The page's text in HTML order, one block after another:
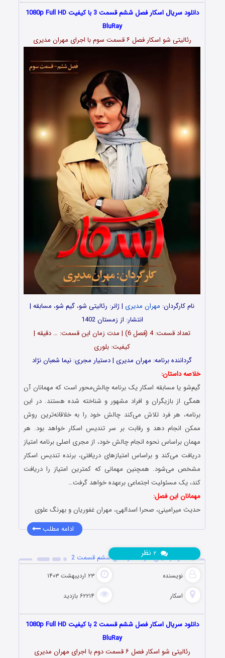
دانلود سریال اسکار فصل ششم قسمت 3 با کیفیت 1080p Full HD
BluRay
رئالیتی شو اسکار فصل ۶ قسمت سوم با اجرای مهران مدیری
نام کارگردان: مهران مدیری | ژانر: رئالیتی شو، گیم شو، مسابقه |
انتشار: از زمستان 1402
تعداد قسمت‌: 4 (فصل 6) | مدت زمان این قسمت: … دقیقه |
کیفیت: بلوری
گرداننده برنامه: مهران مدیری | دستیار مجری: نیما شعبان نژاد
خلاصه داستان:
گیم‌شو یا مسابقه اسکار یک برنامه چالش‌محور است که مهمانان آن
همگی از بازیگران و افراد مشهور و شناخته‌ شده هستند. در این
برنامه، هر فرد تلاش می‌کند چالش خود را به خلاقانه‌ترین روش
ممکن انجام دهد و رقابت بر سر تندیس اسکار خواهد بود. هر
مهمان براساس نحوه انجام چالش خود، از مجری اصلی برنامه امتیاز
دریافت می‌کند و براساس امتیازهای دریافتی، برنده تندیس اسکار
مشخص می‌شود. همچنین مهمانی که کمترین امتیاز را دریافت
کند، یک مسئولیت اجتماعی برعهده خواهد گرفت…
مهمانان این فصل:
حدیث میرامینی، صحرا اسدالهی، مهران غفوریان و بهرنگ علوی
ادامه مطلب
دانلود رئالیتی شو اسکار فصل ششم قسمت 2
نویسنده ۲۳ اردیبهشت ۱۴۰۳
اسکار ۶۲۲۱۴ بازدید
۲ نظر
دانلود سریال اسکار فصل ششم قسمت 2 با کیفیت 1080p Full HD
BluRay
رئالیتی شو اسکار فصل ۶ قسمت دوم با اجرای مهران مدیری